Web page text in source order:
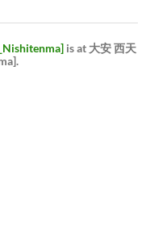
is at 大安 西天